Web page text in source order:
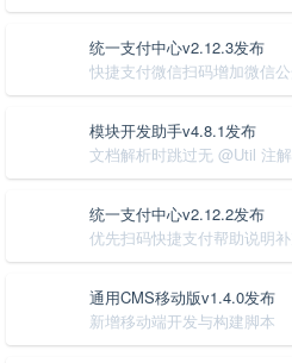
统一支付中心v2.12.3发布
快捷支付微信扫码增加微信
模块开发助手v4.8.1发布
文档解析时跳过无 @Util 注
统一支付中心v2.12.2发布
优先扫码快捷支付帮助说明
通用CMS移动版v1.4.0发布
新增移动端开发与构建脚本